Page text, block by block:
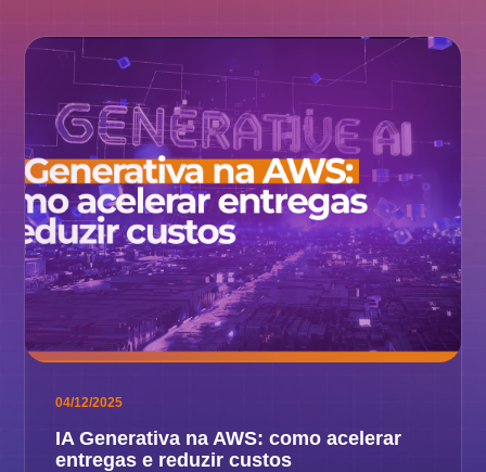
04/12/2025
IA Generativa na AWS: como acelerar
entregas e reduzir custos